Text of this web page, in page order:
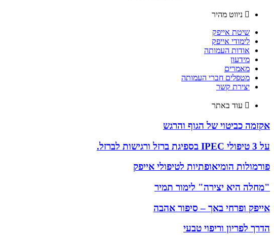
ניווט מהיר
שיטת אייפק
לימודי אייפק
אודות העמותה
מידעון
מאמרים
מטפלים חברי העמותה
יצירת קשר
עוד באתר
אקזמה כביטוי של הגוף והרגש
על 3 טיפולי IPEC בספיגת ברזל ורגישות לברזל.
פורמולות הומיאופתיות לטיפולי אייפק
"מחלה היא יצירה" לימור תמיר
אייפק ופרחי באך – סיפור אהבה
הדרך לפריון וריפוי טבעי